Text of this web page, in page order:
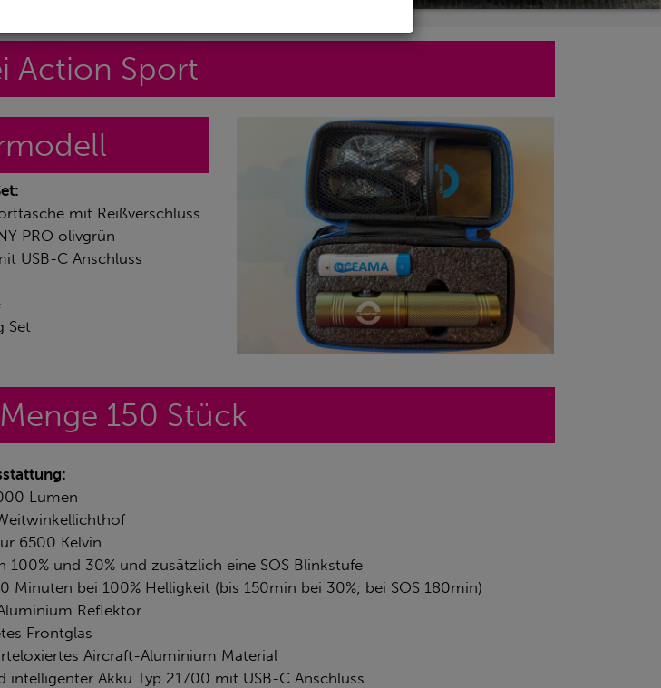
Action Sport
mit Reißverschluss
PRO olivgrün
USB-C Anschluss
Set
150 Stück
Lumen
6500 Kelvin
und 30% und zusätzlich eine SOS Blinkstufe
Minuten bei 100% Helligkeit (bis 150min bei 30%; bei SOS 180min)
Reflektor
Frontglas
Aircraft-Aluminium Material
intelligenter Akku Typ 21700 mit USB-C Anschluss